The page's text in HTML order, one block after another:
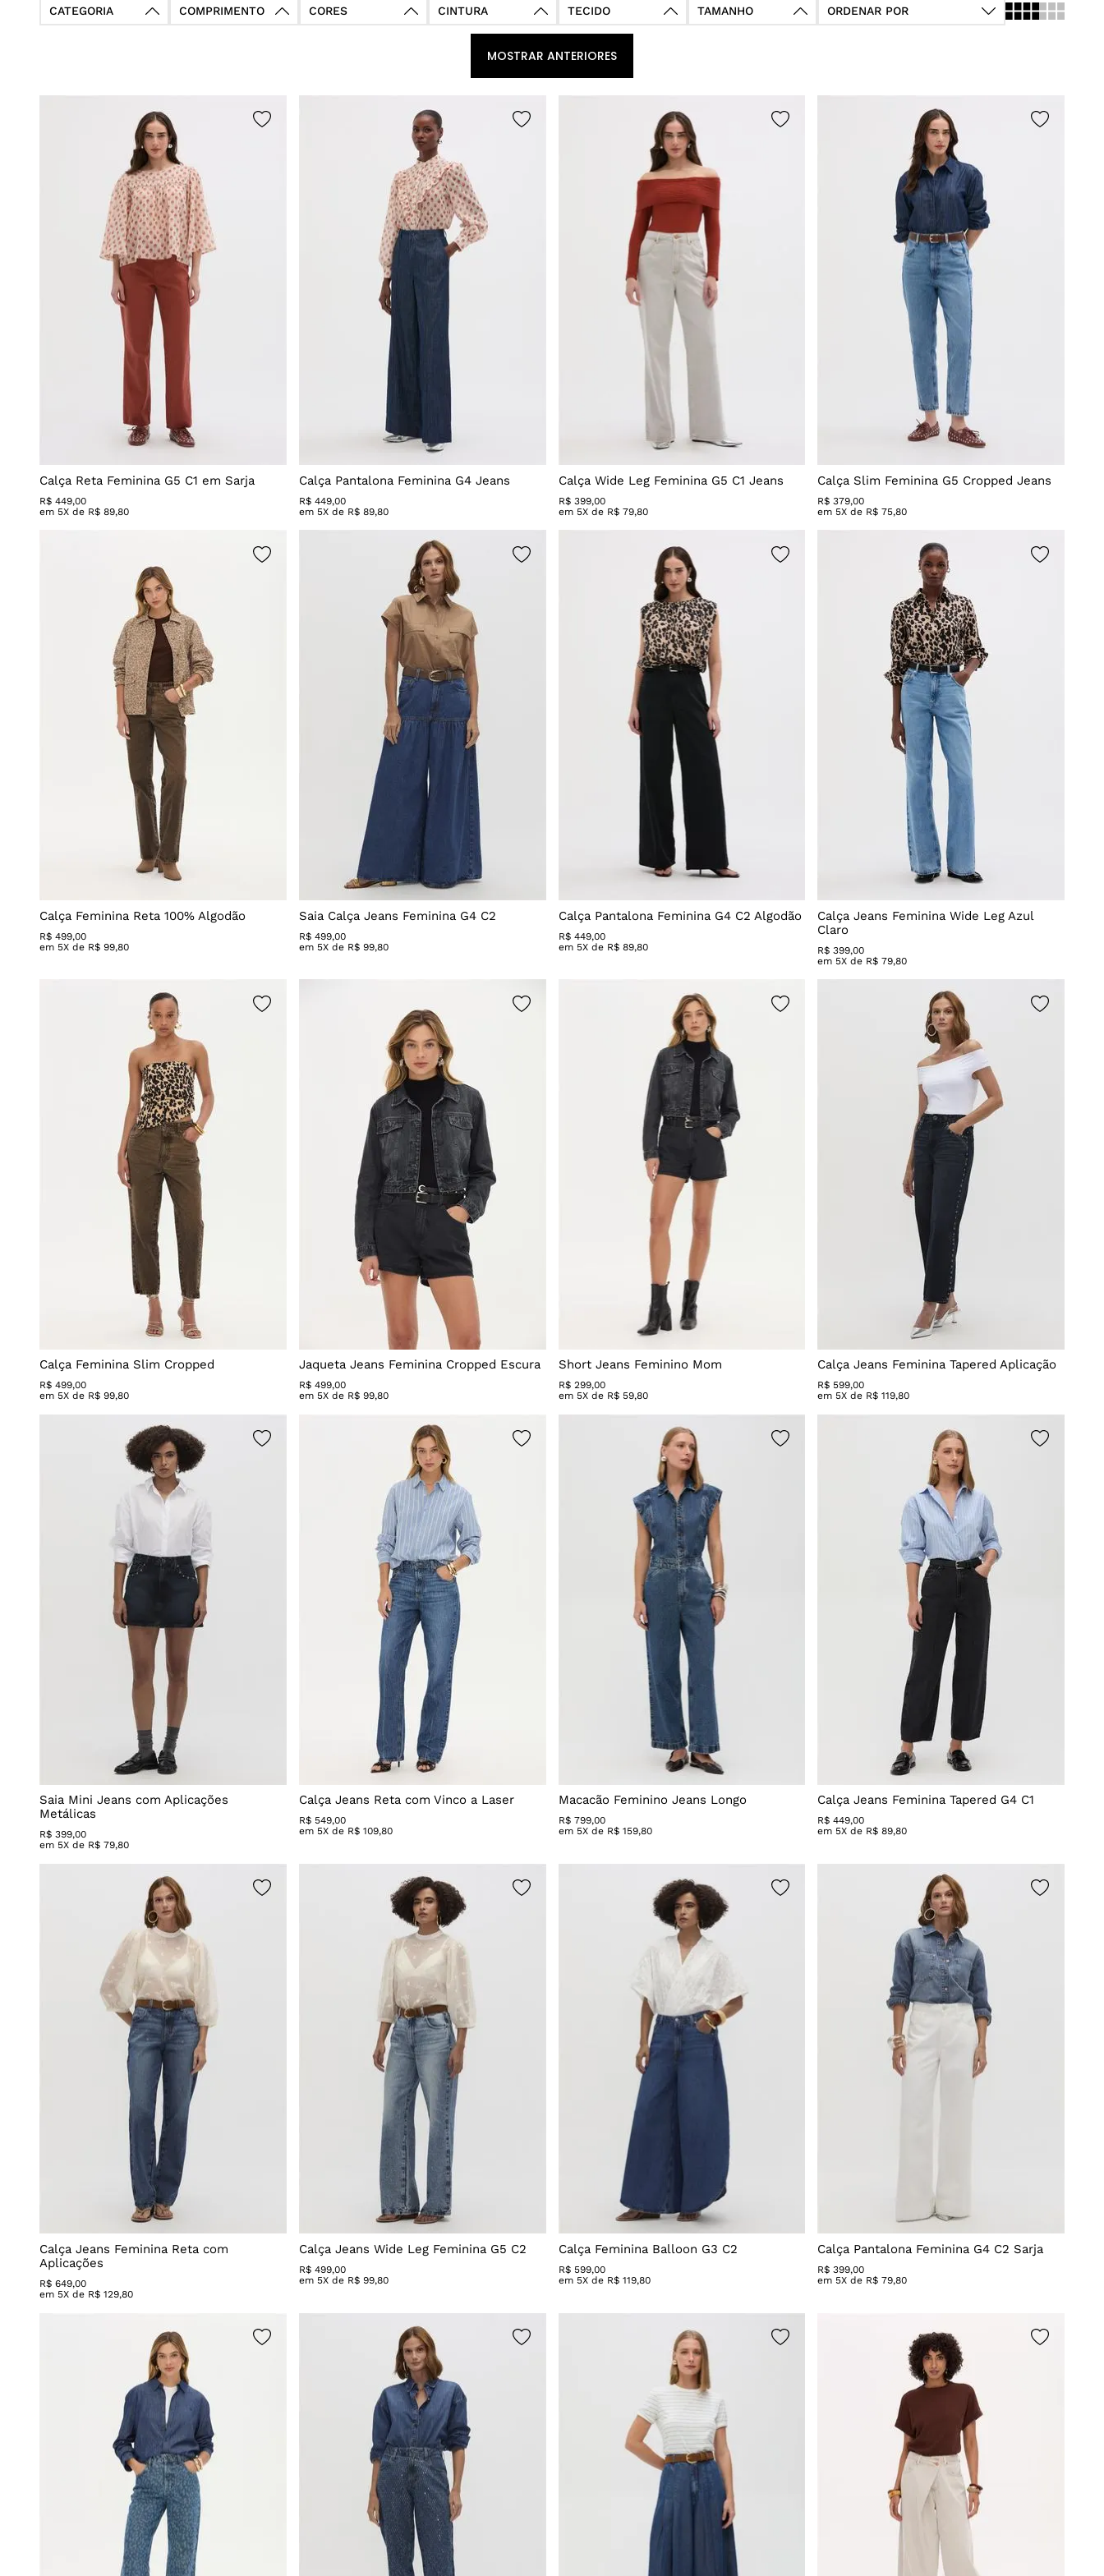
CATEGORIA
Blusa Jeans
Bermuda Jeans
Vestido Jeans
Jaqueta Jeans
Blazer
Blazer Jeans
Macacão
Jardineira Jeans
CINTURA
Baixa-G2
Média-G3
Super-Altíssima-G6
COMPRIMENTO CORES
Jeans azul escuro
Jeans azul médio
TAMANHO
UC
TECIDO
Jeans
Sarja
ORDENAR POR
Calça Reta Feminina G5 C1 em Sarja
R$ 449,00
em 5X de R$ 89,80
Calça Pantalona Feminina G4 Jeans
R$ 449,00
em 5X de R$ 89,80
Calça Wide Leg Feminina G5 C1 Jeans
R$ 399,00
em 5X de R$ 79,80
Calça Slim Feminina G5 Cropped Jeans
R$ 379,00
em 5X de R$ 75,80
Calça Feminina Reta 100% Algodão
R$ 499,00
em 5X de R$ 99,80
Saia Calça Jeans Feminina G4 C2
R$ 499,00
em 5X de R$ 99,80
Calça Pantalona Feminina G4 C2 Algodão
R$ 449,00
em 5X de R$ 89,80
Calça Jeans Feminina Wide Leg Azul
Claro
R$ 399,00
em 5X de R$ 79,80
Calça Feminina Slim Cropped
R$ 499,00
em 5X de R$ 99,80
Jaqueta Jeans Feminina Cropped Escura
R$ 499,00
em 5X de R$ 99,80
Short Jeans Feminino Mom
R$ 299,00
em 5X de R$ 59,80
Calça Jeans Feminina Tapered Aplicação
R$ 599,00
em 5X de R$ 119,80
Saia Mini Jeans com Aplicações
Metálicas
R$ 399,00
em 5X de R$ 79,80
Calça Jeans Reta com Vinco a Laser
R$ 549,00
em 5X de R$ 109,80
Macacão Feminino Jeans Longo
R$ 799,00
em 5X de R$ 159,80
Calça Jeans Feminina Tapered G4 C1
R$ 449,00
em 5X de R$ 89,80
Calça Jeans Feminina Reta com
Aplicações
R$ 649,00
em 5X de R$ 129,80
Calça Jeans Wide Leg Feminina G5 C2
R$ 499,00
em 5X de R$ 99,80
Calça Feminina Balloon G3 C2
R$ 599,00
em 5X de R$ 119,80
Calça Pantalona Feminina G4 C2 Sarja
R$ 399,00
em 5X de R$ 79,80